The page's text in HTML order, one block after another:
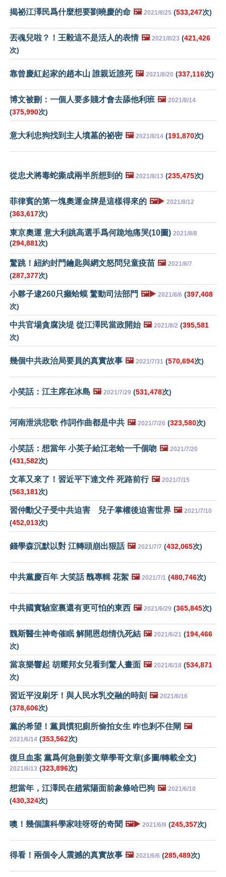
揭祕江澤民爲什麼想要劉曉慶的命 🖼️ 2021/8/25 (533,247次)
丟魂兒啦？！王毅這不是活人的表情 🖼️ 2021/8/23 (421,426
次)
靠曾慶紅起家的趙本山 誰親近誰死 🖼️ 2021/8/20 (337,116次)
博文被刪：一個人要多賤才會去舔他利班 🖼️ 2021/8/14
(375,990次)
意大利忠狗找到主人墳墓的祕密 🖼️ 2021/8/14 (191,870次)
從忠犬將毒蛇撕成兩半所想到的 🖼️ 2021/8/13 (235,475次)
菲律賓的第一塊奧運金牌是這樣得來的 🖼️▶️ 2021/8/12
(363,617次)
東京奧運 意大利跳高選手爲何跪地痛哭(10圖) 2021/8/8
(294,881次)
驚跳！紐約封門鑰匙與網文怒問兒童疫苗 🖼️ 2021/8/7
(287,377次)
小夥子逮260只癩蛤蟆 驚動司法部門 🖼️▶️ 2021/8/6 (397,408
次)
中共官場貪腐決堤 從江澤民當政開始 🖼️ 2021/8/2 (395,581
次)
幾個中共政治局要員的真實故事 🖼️ 2021/7/31 (570,694次)
小笑話：江主席在冰島 🖼️ 2021/7/29 (531,478次)
河南泄洪悲歌 作詞作曲都是中共 🖼️ 2021/7/26 (323,580次)
小笑話：想當年 小英子給江老蛤一千個吻 🖼️ 2021/7/20
(431,582次)
文革又來了！習近平下達文件 死路前行 🖼️ 2021/7/15
(563,181次)
習仲勳父子受中共迫害 兒子掌權後迫害世界 🖼️ 2021/7/10
(452,013次)
錢學森沉默以對 江轉頭崩出狠話 🖼️ 2021/7/7 (432,065次)
中共黨慶百年 大笑話 醜專輯 花絮 🖼️ 2021/7/1 (480,746次)
中共國實驗室裏還有更可怕的東西 🖼️ 2021/6/29 (365,845次)
魏斯醫生神奇催眠 解開恩怨情仇死結 🖼️ 2021/6/21 (194,466
次)
當哀樂響起 胡耀邦女兒看到驚人畫面 🖼️ 2021/6/18 (534,871
次)
習近平沒刷牙！與人民水乳交融的時刻 🖼️ 2021/6/16
(378,606次)
黨的希望！黨員慣犯廁所偷拍女生 咋也剎不住閘 🖼️
2021/6/14 (353,562次)
復旦血案 黨爲何急刪姜文華學哥文章(多圖/轉載全文)
2021/6/13 (323,896次)
想當年，江澤民在趙紫陽面前象條哈巴狗 🖼️ 2021/6/10
(430,324次)
噢！幾個讓科學家哇呀呀的奇聞 🖼️▶️ 2021/6/9 (245,357次)
得看！兩個令人震撼的真實故事 🖼️ 2021/6/6 (285,489次)